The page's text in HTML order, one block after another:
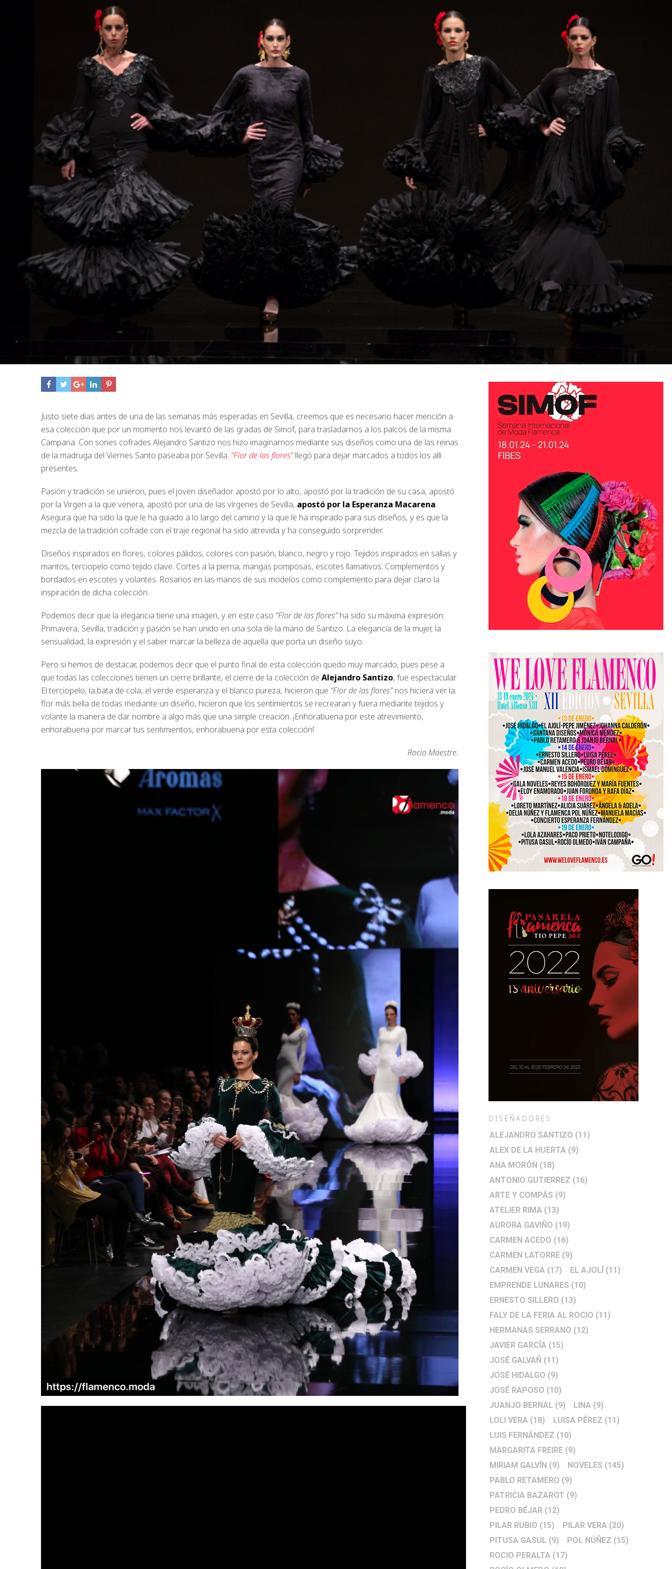
Justo siete días antes de una de las semanas más esperadas en Sevilla, creemos que es necesario hacer mención a
esa colección que por un momento nos levantó de las gradas de Simof, para trasladarnos a los palcos de la misma
Campana. Con sones cofrades Alejandro Santizo nos hizo imaginarnos mediante sus diseños como una de las reinas
de la madruga del Viernes Santo paseaba por Sevilla. “Flor de las flores”llegó para dejar marcados a todos los allí
presentes.
Pasión y tradición se unieron, pues el joven diseñador apostó por lo alto, apostó por la tradición de su casa, apostó
por la Virgen a la que venera, apostó por una de las vírgenes de Sevilla, apostó por la Esperanza Macarena.
Asegura que ha sido la que le ha guiado a lo largo del camino y la que le ha inspirado para sus diseños, y es que la
mezcla de la tradición cofrade con el traje regional ha sido atrevida y ha conseguido sorprender.
Diseños inspirados en flores, colores pálidos, colores con pasión, blanco, negro y rojo. Tejidos inspirados en sallas y
mantos, terciopelo como tejido clave. Cortes a la pierna, mangas pomposas, escotes llamativos. Complementos y
bordados en escotes y volantes. Rosarios en las manos de sus modelos como complemento para dejar claro la
inspiración de dicha colección.
Podemos decir que la elegancia tiene una imagen, y en este caso “Flor de las flores”ha sido su máxima expresión.
Primavera, Sevilla, tradición y pasión se han unido en una sola de la mano de Santizo. La elegancia de la mujer, la
sensualidad, la expresión y el saber marcar la belleza de aquella que porta un diseño suyo.
Pero si hemos de destacar, podemos decir que el punto final de esta colección quedo muy marcado, pues pese a
que todas las colecciones tienen un cierre brillante, el cierre de la colección de Alejandro Santizo, fue espectacular.
El terciopelo, la bata de cola, el verde esperanza y el blanco pureza, hicieron que “Flor de las flores”nos hiciera ver la
flor más bella de todas mediante un diseño, hicieron que los sentimientos se recrearan y fuera mediante tejidos y
volante la manera de dar nombre a algo más que una simple creación. ¡Enhorabuena por este atrevimiento,
enhorabuena por marcar tus sentimientos, enhorabuena por esta colección!
Rocío Maestre.
DISEÑADORES
ALEJANDRO SANTIZO (11)
ALEX DE LA HUERTA (9)
ANA MORÓN (18)
ANTONIO GUTIERREZ (16)
ARTE Y COMPÁS (9)
ATELIER RIMA (13)
AURORA GAVIÑO (19)
CARMEN ACEDO (16)
CARMEN LATORRE (9)
CARMEN VEGA (17) EL AJOLÍ (11)
EMPRENDE LUNARES (10)
ERNESTO SILLERO (13)
FALY DE LA FERIA AL ROCIO (11)
HERMANAS SERRANO (12)
JAVIER GARCÍA (15)
JOSÉ GALVAÑ (11)
JOSÉ HIDALGO (9)
JOSÉ RAPOSO (10)
JUANJO BERNAL (9) LINA (9)
LOLI VERA (18) LUISA PÉREZ (11)
LUIS FERNÁNDEZ (10)
MARGARITA FREIRE (9)
MIRIAM GALVÍN (9) NOVELES (145)
PABLO RETAMERO (9)
PATRICIA BAZAROT (9)
PEDRO BÉJAR (12)
PILAR RUBIO (15) PILAR VERA (20)
PITUSA GASUL (9) POL NÚÑEZ (15)
ROCIO PERALTA (17)